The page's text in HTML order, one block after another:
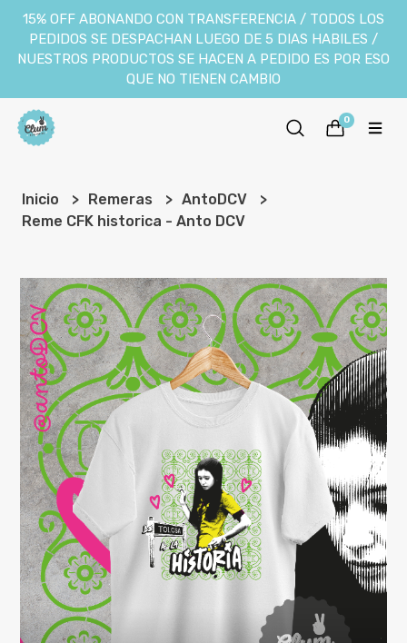
15% OFF ABONANDO CON TRANSFERENCIA / TODOS LOS
PEDIDOS SE DESPACHAN LUEGO DE 5 DIAS HABILES /
NUESTROS PRODUCTOS SE HACEN A PEDIDO ES POR ESO
QUE NO TIENEN CAMBIO
0
Inicio Remeras
AntoDCV
Reme CFK historica - Anto DCV